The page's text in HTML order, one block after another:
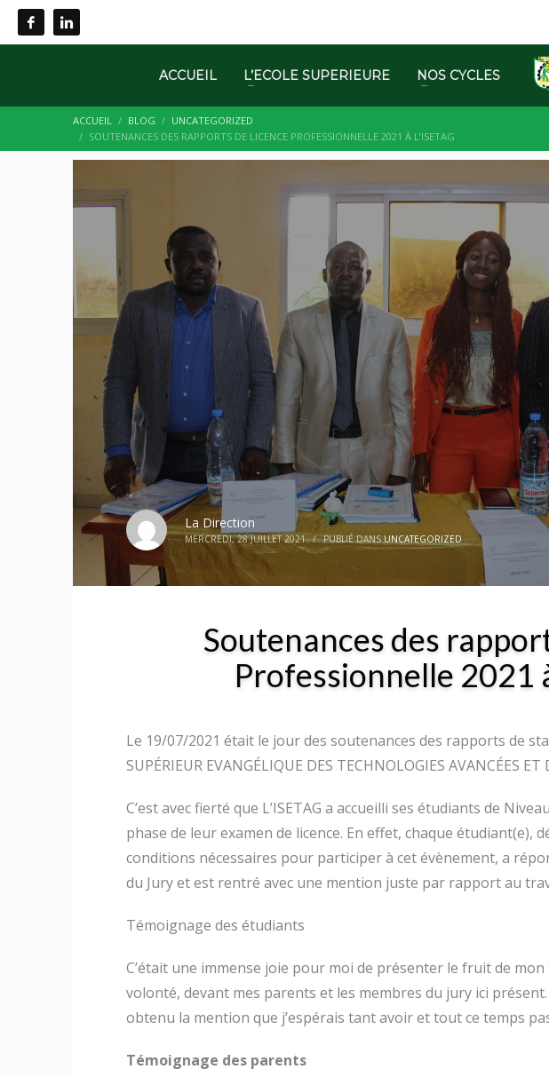
ACCUEIL L’ECOLE SUPERIEURE NOS CYCLES
ACCUEIL BLOG
UNCATEGORIZED
SOUTENANCES DES RAPPORTS DE LICENCE PROFESSIONNELLE 2021 À L’ISETAG
La Direction
MERCREDI, 28 JUILLET 2021 / PUBLIÉ DANSUNCATEGORIZED
Soutenances des
Professionnelle 2021
Le 19/07/2021 était le jour des soutenances des rapports de
SUPÉRIEUR EVANGÉLIQUE DES TECHNOLOGIES AVANCÉES ET
C’est avec fierté que L’ISETAG a accueilli ses étudiants de
phase de leur examen de licence. En effet, chaque étudiant(e),
conditions nécessaires pour participer à cet évènement, a
du Jury et est rentré avec une mention juste par rapport au
Témoignage des étudiants
C’était une immense joie pour moi de présenter le fruit de
volonté, devant mes parents et les membres du jury ici présent.
obtenu la mention que j’espérais tant avoir et tout ce temps
Témoignage des parents